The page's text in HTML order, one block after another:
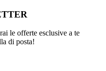
le offerte esclusive a te
di posta!